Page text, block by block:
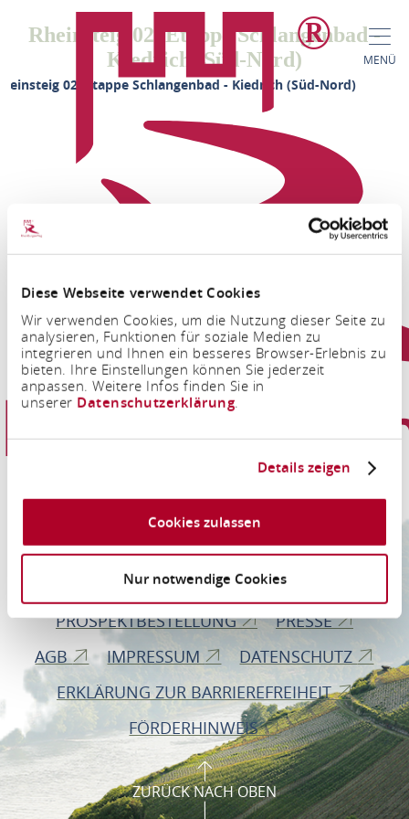
Diese Webseite verwendet Cookies
Wir verwenden Cookies, um die Nutzung dieser Seite zu
analysieren, Funktionen für soziale Medien zu
integrieren und Ihnen ein besseres Browser-Erlebnis zu
bieten. Ihre Einstellungen können Sie jederzeit
anpassen. Weitere Infos finden Sie in
unserer Datenschutzerklärung.
Details zeigen
Cookies zulassen
Nur notwendige Cookies
MENÜ
Rheinsteig 02. Etappe Schlangenbad -
Kiedrich (Süd-Nord)
02. Etappe Schlangenbad - Kiedrich (Süd-Nord)
FACEBOOK INSTAGRAM
Informationen
Romantischer Rhein Tourismus GmbH
Bahnhofstraße 28
56112 Lahnstein
PROSPEKTBESTELLUNG
PRESSE
AGB
IMPRESSUM
DATENSCHUTZ
ERKLÄRUNG ZUR BARRIEREFREIHEIT
FÖRDERHINWEIS
ZURÜCK NACH OBEN